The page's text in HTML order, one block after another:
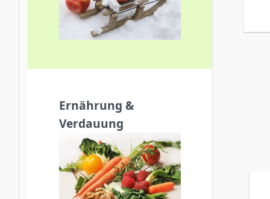
Ernährung &
Verdauung